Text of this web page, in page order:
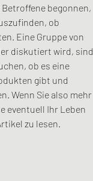
begonnen,
ob
Eine Gruppe von
diskutiert wird, sind
ob es eine
gibt und
Wenn Sie also mehr
eventuell Ihr Leben
zu lesen.